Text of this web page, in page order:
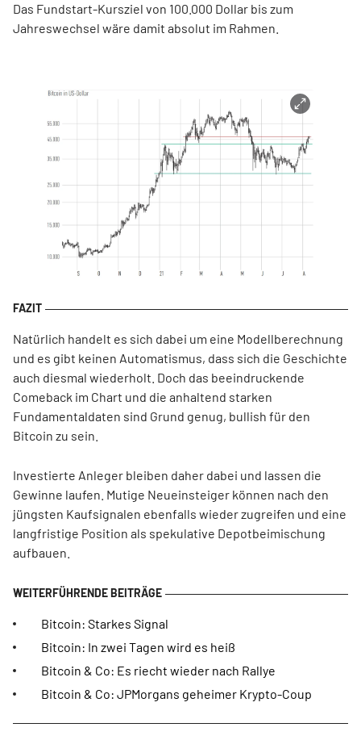
Das Fundstart-Kursziel von 100.000 Dollar bis zum
Jahreswechsel wäre damit absolut im Rahmen.
Natürlich handelt es sich dabei um eine Modellberechnung
und es gibt keinen Automatismus, dass sich die Geschichte
auch diesmal wiederholt. Doch das beeindruckende
Comeback im Chart und die anhaltend starken
Fundamentaldaten sind Grund genug, bullish für den
Bitcoin zu sein.
Investierte Anleger bleiben daher dabei und lassen die
Gewinne laufen. Mutige Neueinsteiger können nach den
jüngsten Kaufsignalen ebenfalls wieder zugreifen und eine
langfristige Position als spekulative Depotbeimischung
aufbauen.
Bitcoin: Starkes Signal
Bitcoin: In zwei Tagen wird es heiß
Bitcoin & Co: Es riecht wieder nach Rallye
Bitcoin & Co: JPMorgans geheimer Krypto-Coup